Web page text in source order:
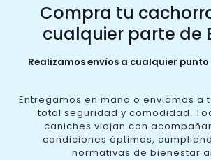
Compra tu
cualquier parte de
Realizamos envíos a cualquier
Entregamos en mano o enviamos a
total seguridad y comodidad.
caniches viajan con
condiciones óptimas,
normativas de bienestar